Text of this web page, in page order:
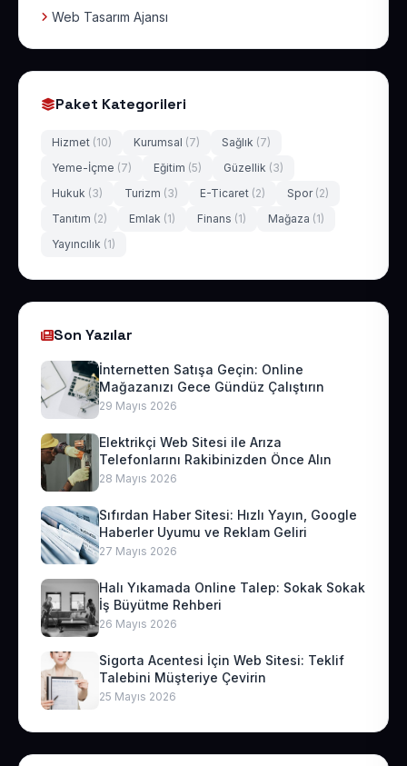
Web Tasarım Ajansı
Paket Kategorileri
Hizmet (10) Kurumsal (7) Sağlık (7)
Yeme-İçme (7) Eğitim (5) Güzellik (3)
Hukuk (3) Turizm (3) E-Ticaret (2) Spor (2)
Tanıtım (2) Emlak (1) Finans (1) Mağaza (1)
Yayıncılık (1)
Son Yazılar
İnternetten Satışa Geçin: Online
Mağazanızı Gece Gündüz Çalıştırın
29 Mayıs 2026
Elektrikçi Web Sitesi ile Arıza
Telefonlarını Rakibinizden Önce Alın
28 Mayıs 2026
Sıfırdan Haber Sitesi: Hızlı Yayın, Google
Haberler Uyumu ve Reklam Geliri
27 Mayıs 2026
Halı Yıkamada Online Talep: Sokak Sokak
İş Büyütme Rehberi
26 Mayıs 2026
Sigorta Acentesi İçin Web Sitesi: Teklif
Talebini Müşteriye Çevirin
25 Mayıs 2026